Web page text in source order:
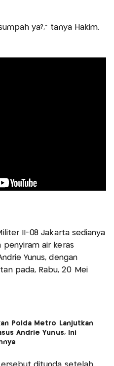
ya?," tanya Hakim.
II-08 Jakarta sedianya
penyiram air keras
Yunus, dengan
pada, Rabu, 20 Mei
Polda Metro Lanjutkan
Andrie Yunus, Ini